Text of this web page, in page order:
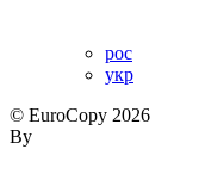
рос
укр
© EuroCopy 2026
By